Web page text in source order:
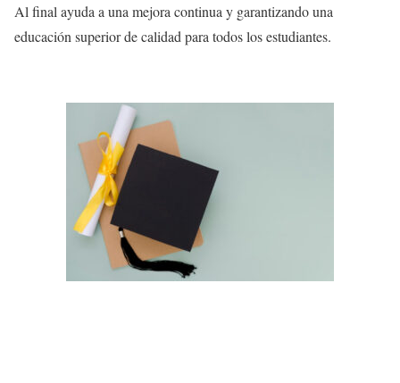
Al final ayuda a una mejora continua y garantizando una
educación superior de calidad para todos los estudiantes.